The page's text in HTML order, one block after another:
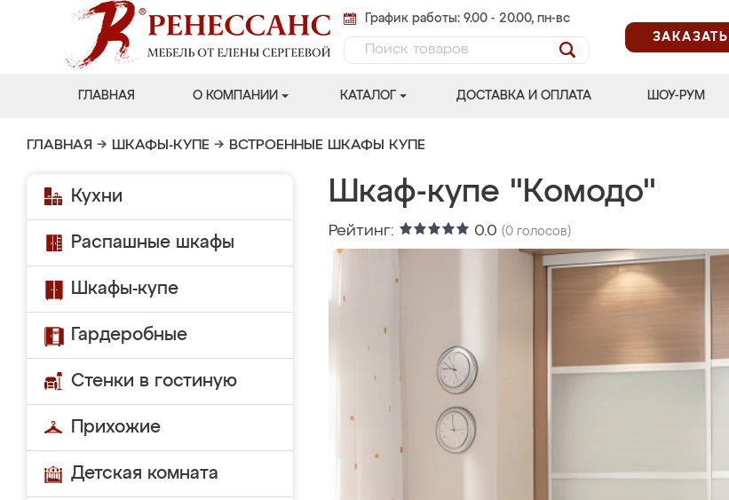
График работы: 9.00 - 20.00, пн-вс
ГЛАВНАЯ О КОМПАНИИ КАТАЛОГ ДОСТАВКА И ОПЛАТА ШОУ-РУМ
ГЛАВНАЯ → ШКАФЫ-КУПЕ → ВСТРОЕННЫЕ ШКАФЫ КУПЕ
Кухни
Распашные шкафы
Шкафы-купе
Гардеробные
Стенки в гостиную
Прихожие
Детская комната
Шкаф-купе "Комодо"
Рейтинг: 0.0 (0 голосов)